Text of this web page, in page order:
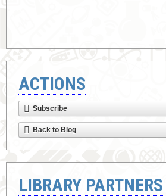
ACTIONS
Subscribe
Back to Blog
LIBRARY PARTNERS